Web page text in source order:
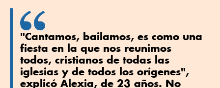
"Cantamos, bailamos, es como una
fiesta en la que nos reunimos
todos, cristianos de todas las
iglesias y de todos los orígenes",
explicó Alexia, de 23 años. No